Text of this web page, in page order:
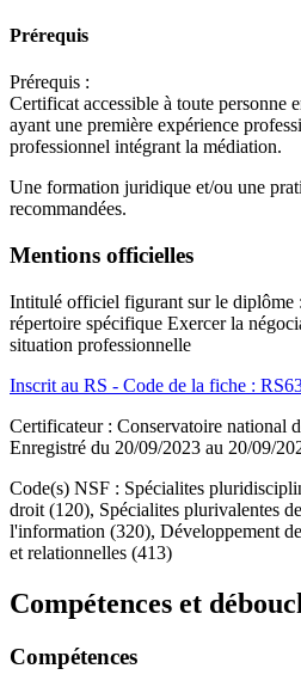
Prérequis
Prérequis :
Certificat accessible à toute personne
ayant une première expérience
professionnel intégrant la médiation.
Une formation juridique et/ou une
recommandées.
Mentions officielles
Intitulé officiel figurant sur le diplôme
répertoire spécifique Exercer la
situation professionnelle
Inscrit au RS - Code de la fiche :
Certificateur : Conservatoire national
Enregistré du 20/09/2023 au 20/09/
Code(s) NSF : Spécialites
droit (120), Spécialites plurivalentes
l'information (320), Développement
et relationnelles (413)
Compétences et
Compétences